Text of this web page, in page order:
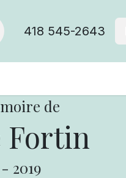
418 545-2643
de
Fortin
- 2019